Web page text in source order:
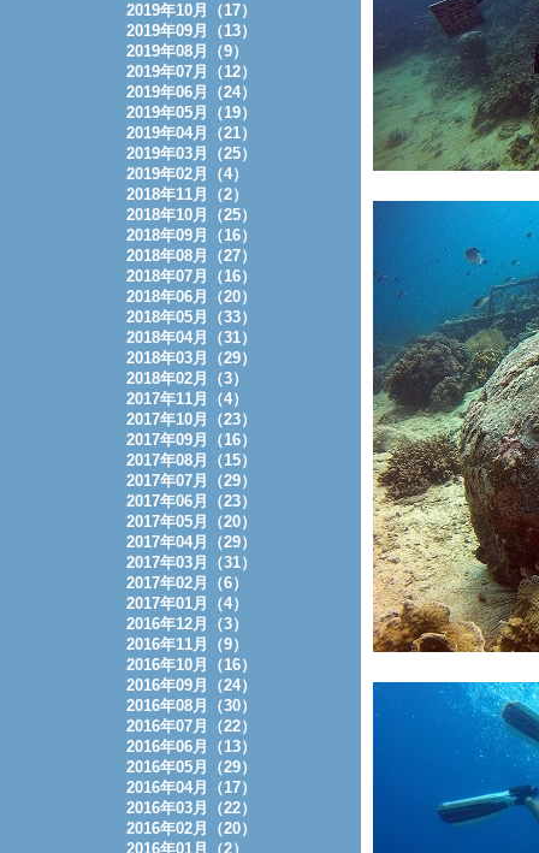
2019年10月（17）
2019年09月（13）
2019年08月（9）
2019年07月（12）
2019年06月（24）
2019年05月（19）
2019年04月（21）
2019年03月（25）
2019年02月（4）
2018年11月（2）
2018年10月（25）
2018年09月（16）
2018年08月（27）
2018年07月（16）
2018年06月（20）
2018年05月（33）
2018年04月（31）
2018年03月（29）
2018年02月（3）
2017年11月（4）
2017年10月（23）
2017年09月（16）
2017年08月（15）
2017年07月（29）
2017年06月（23）
2017年05月（20）
2017年04月（29）
2017年03月（31）
2017年02月（6）
2017年01月（4）
2016年12月（3）
2016年11月（9）
2016年10月（16）
2016年09月（24）
2016年08月（30）
2016年07月（22）
2016年06月（13）
2016年05月（29）
2016年04月（17）
2016年03月（22）
2016年02月（20）
2016年01月（2）